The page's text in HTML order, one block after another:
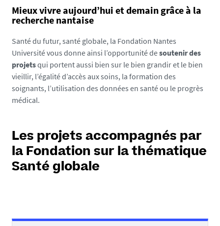
Mieux vivre aujourd’hui et demain grâce à la
recherche nantaise
Santé du futur, santé globale, la Fondation Nantes
Université vous donne ainsi l’opportunité desoutenir des
projetsqui portent aussi bien sur le bien grandir et le bien
vieillir, l’égalité d’accès aux soins, la formation des
soignants, l’utilisation des données en santé ou le progrès
médical.
Les projets accompagnés par
la Fondation sur la thématique
Santé globale